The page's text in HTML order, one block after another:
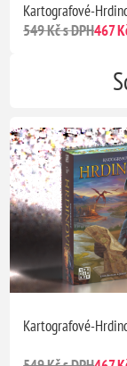
Kartografové-
549 Kč s DPH467
Kartografové-